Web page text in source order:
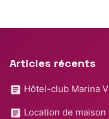
Articles récents
Hôtel-club Marina
Location de